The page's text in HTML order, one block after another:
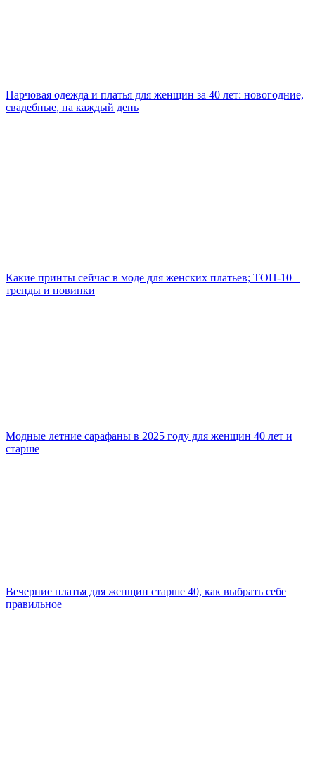
Парчовая одежда и платья для женщин за 40 лет: новогодние,
свадебные, на каждый день
Какие принты сейчас в моде для женских платьев; ТОП-10 –
тренды и новинки
Модные летние сарафаны в 2025 году для женщин 40 лет и
старше
Вечерние платья для женщин старше 40, как выбрать себе
правильное